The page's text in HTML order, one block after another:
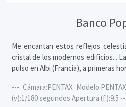
Banco
Me encantan estos reflejos
cristal de los modernos edificios...
pulso en Albi (Francia), a primeras
--- Cámara:PENTAX
(v):1/180 segundos Apertura (f):9.5